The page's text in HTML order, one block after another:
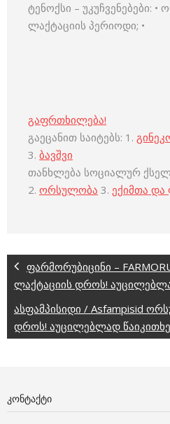
ტენოქსი – უკუჩვენებები:
ლაქტაციის პერიოდი; •
გაფრთხილება!
გაეცანით საიტებს: 1.
3. ბავშვი
თანხლება სოციალურ
2. ორსულობა 3. ექიმთა და
ფარმორუბიცინი –
ლაქტაციის დროს!
ასფამპისიდი / Asfampisid
დროს! აუცილებლად
ᲙᲝᲜᲢᲐᲥᲢᲘ